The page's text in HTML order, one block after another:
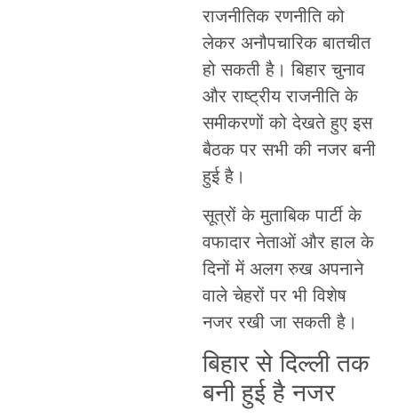
राजनीतिक रणनीति को
लेकर अनौपचारिक बातचीत
हो सकती है। बिहार चुनाव
और राष्ट्रीय राजनीति के
समीकरणों को देखते हुए इस
बैठक पर सभी की नजर बनी
हुई है।
सूत्रों के मुताबिक पार्टी के
वफादार नेताओं और हाल के
दिनों में अलग रुख अपनाने
वाले चेहरों पर भी विशेष
नजर रखी जा सकती है।
बिहार से दिल्ली तक
बनी हुई है नजर